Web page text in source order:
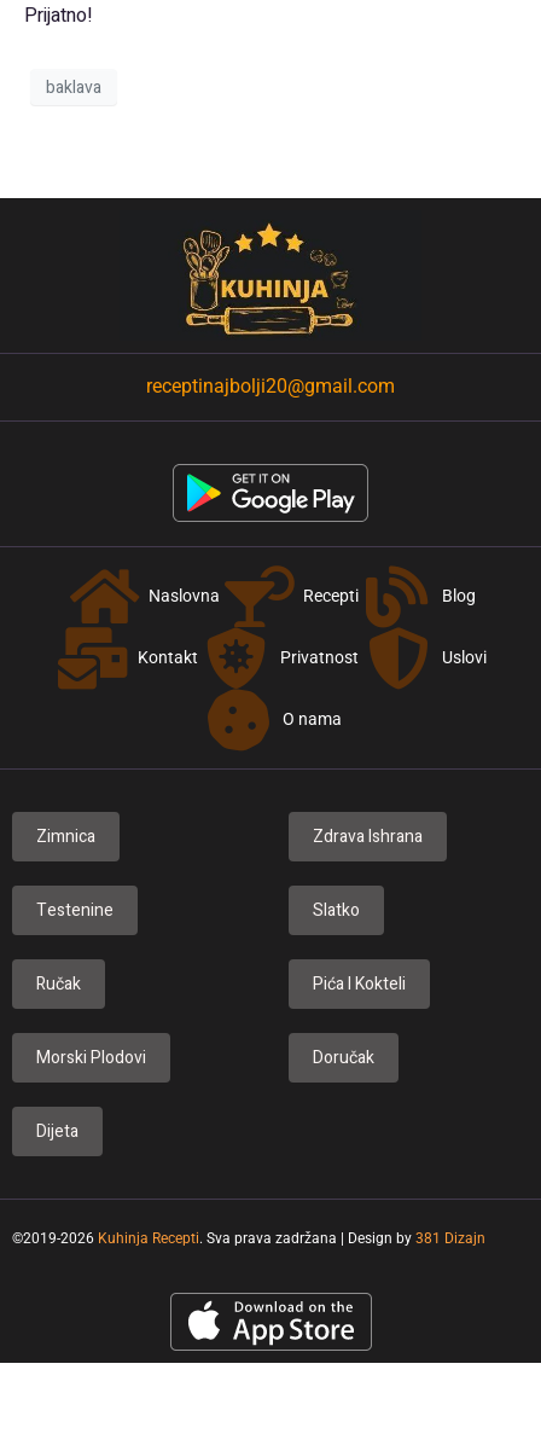
Prijatno!
baklava
receptinajbolji20@gmail.com
Naslovna Recepti Blog
Kontakt Privatnost Uslovi
O nama
Zimnica Zdrava Ishrana
Testenine Slatko
Ručak Pića I Kokteli
Morski Plodovi Doručak
Dijeta
©2019-2026 Kuhinja Recepti. Sva prava zadržana | Design by 381 Dizajn